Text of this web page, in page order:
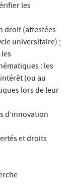
les
droit (attestées
universitaire) ;
: les
(ou au
lors de leur
d’innovation
et droits